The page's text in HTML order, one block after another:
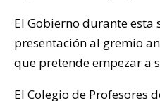
El Gobierno durante
presentación al gremio
que pretende empezar a
El Colegio de Profesores